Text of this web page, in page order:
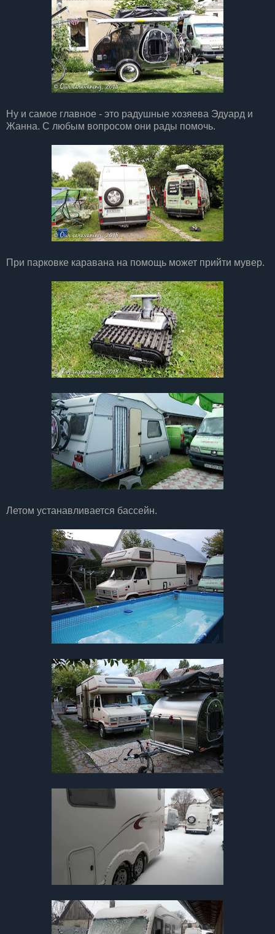
Ну и самое главное - это радушные хозяева Эдуард и
Жанна. С любым вопросом они рады помочь.
При парковке каравана на помощь может прийти мувер.
Летом устанавливается бассейн.